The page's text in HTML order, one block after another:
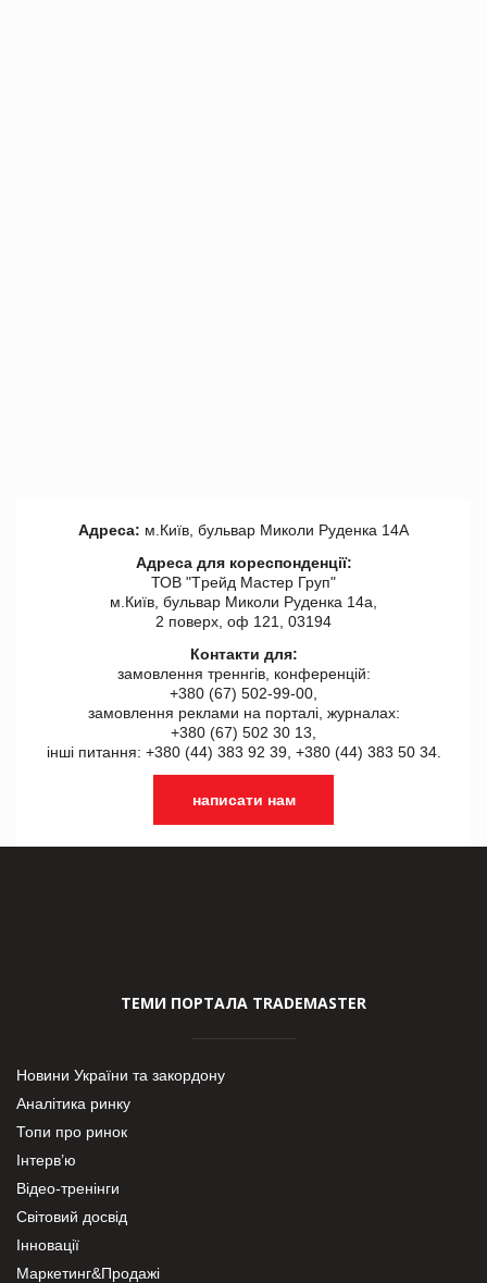
Адреса: м.Київ, бульвар Миколи Руденка 14А
Адреса для кореспонденції:
ТОВ "Tрейд Мастер Груп"
м.Київ, бульвар Миколи Руденка 14а,
2 поверх, оф 121, 03194
Контакти для:
замовлення треннгів, конференцій:
+380 (67) 502-99-00,
замовлення реклами на порталі, журналах:
+380 (67) 502 30 13,
інші питання: +380 (44) 383 92 39, +380 (44) 383 50 34.
написати нам
ТЕМИ ПОРТАЛА TRADEMASTER
Новини України та закордону
Аналітика ринку
Топи про ринок
Інтерв’ю
Відео-тренінги
Світовий досвід
Інновації
Маркетинг&Продажі